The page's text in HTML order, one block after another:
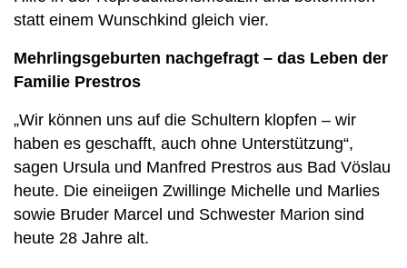
statt einem Wunschkind gleich vier.
Mehrlingsgeburten nachgefragt – das Leben der
Familie Prestros
„Wir können uns auf die Schultern klopfen – wir
haben es geschafft, auch ohne Unterstützung“,
sagen Ursula und Manfred Prestros aus Bad Vöslau
heute. Die eineiigen Zwillinge Michelle und Marlies
sowie Bruder Marcel und Schwester Marion sind
heute 28 Jahre alt.